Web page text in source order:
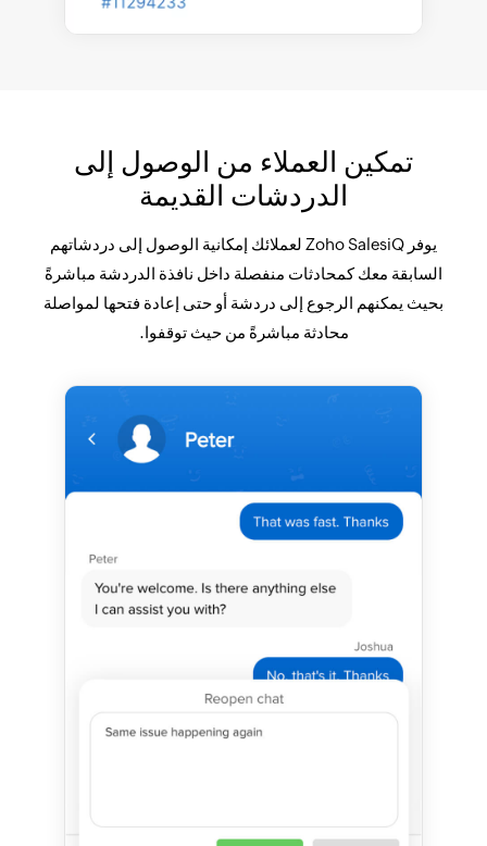
تمكين العملاء من الوصول إلى
الدردشات القديمة
يوفر Zoho SalesiQ لعملائك إمكانية الوصول إلى دردشاتهم
السابقة معك كمحادثات منفصلة داخل نافذة الدردشة مباشرةً
بحيث يمكنهم الرجوع إلى دردشة أو حتى إعادة فتحها لمواصلة
محادثة مباشرةً من حيث توقفوا.